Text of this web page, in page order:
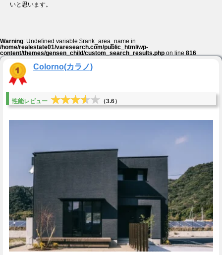
いと思います。
Warning: Undefined variable $rank_area_name in
/home/realestate01/varesearch.com/public_html/wp-
content/themes/gensen_child/custom_search_results.phpon line816
Colorno(カラノ)
性能レビュー ★★★★★
★★★★★ （3.6）